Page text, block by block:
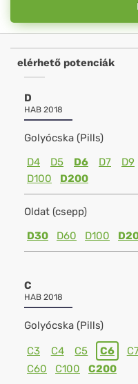
elérhető potenciák
D
HAB 2018
Golyócska (Pills)
D4
D5 D6 D7 D9
D100
D200
Oldat (csepp)
D30
D60 D100
C
HAB 2018
Golyócska (Pills)
C3 C4 C5 C6
C60
C100 C200